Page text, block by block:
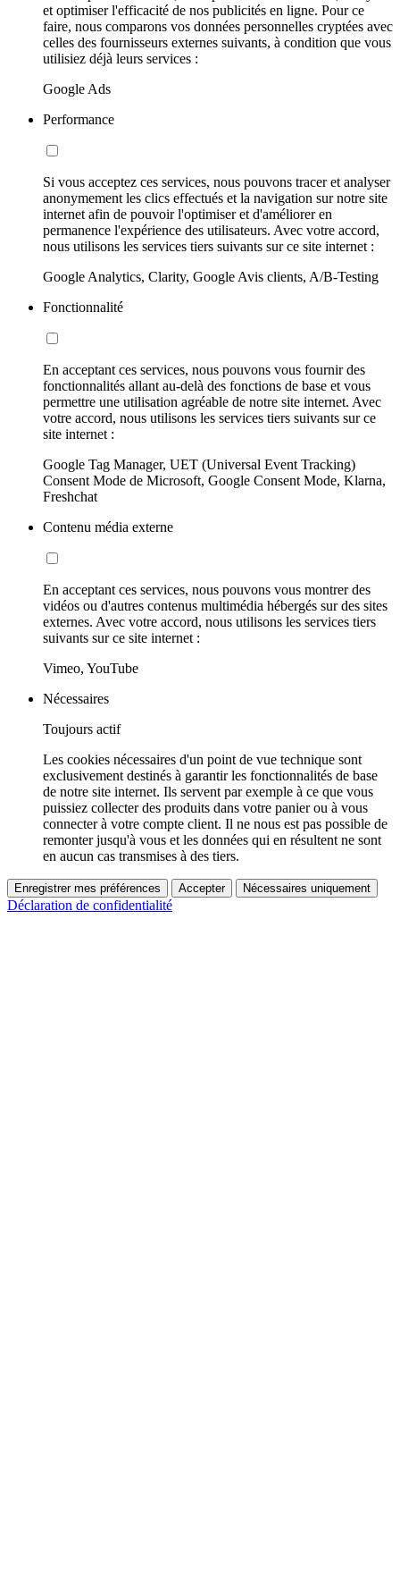
et optimiser l'efficacité de nos publicités en ligne. Pour ce
faire, nous comparons vos données personnelles cryptées avec
celles des fournisseurs externes suivants, à condition que vous
utilisiez déjà leurs services :
Google Ads
Performance
Si vous acceptez ces services, nous pouvons tracer et analyser
anonymement les clics effectués et la navigation sur notre site
internet afin de pouvoir l'optimiser et d'améliorer en
permanence l'expérience des utilisateurs. Avec votre accord,
nous utilisons les services tiers suivants sur ce site internet :
Google Analytics, Clarity, Google Avis clients, A/B-Testing
Fonctionnalité
En acceptant ces services, nous pouvons vous fournir des
fonctionnalités allant au-delà des fonctions de base et vous
permettre une utilisation agréable de notre site internet. Avec
votre accord, nous utilisons les services tiers suivants sur ce
site internet :
Google Tag Manager, UET (Universal Event Tracking)
Consent Mode de Microsoft, Google Consent Mode, Klarna,
Freshchat
Contenu média externe
En acceptant ces services, nous pouvons vous montrer des
vidéos ou d'autres contenus multimédia hébergés sur des sites
externes. Avec votre accord, nous utilisons les services tiers
suivants sur ce site internet :
Vimeo, YouTube
Nécessaires
Toujours actif
Les cookies nécessaires d'un point de vue technique sont
exclusivement destinés à garantir les fonctionnalités de base
de notre site internet. Ils servent par exemple à ce que vous
puissiez collecter des produits dans votre panier ou à vous
connecter à votre compte client. Il ne nous est pas possible de
remonter jusqu'à vous et les données qui en résultent ne sont
en aucun cas transmises à des tiers.
Enregistrer mes préférences Accepter Nécessaires uniquement
Déclaration de confidentialité